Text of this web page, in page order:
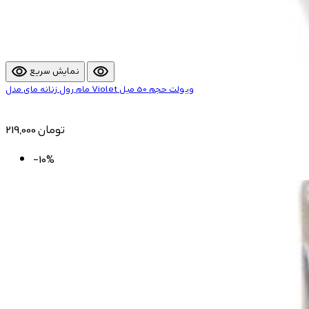
visibility نمایش سریع visibility
مام رول زنانه مای مدل Violet ویولت حجم 50 میل
219,000 تومان
-10%